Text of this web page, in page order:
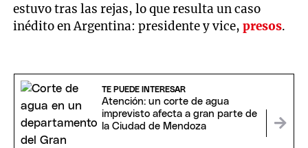
estuvo tras las rejas, lo que resulta un caso
inédito en Argentina: presidente y vice,presos.
TE PUEDE INTERESAR
Atención: un corte de agua
imprevisto afecta a gran parte de
la Ciudad de Mendoza